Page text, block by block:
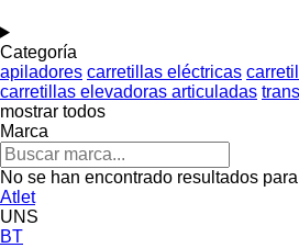
Categoría
apiladores carretillas eléctricas
carretillas elevadoras articuladas
mostrar todos
Marca
No se han encontrado resultados
Atlet
UNS
BT